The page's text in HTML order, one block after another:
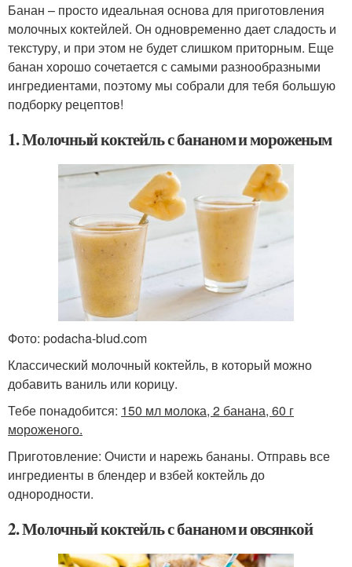
Банан – просто идеальная основа для приготовления
молочных коктейлей. Он одновременно дает сладость и
текстуру, и при этом не будет слишком приторным. Еще
банан хорошо сочетается с самыми разнообразными
ингредиентами, поэтому мы собрали для тебя большую
подборку рецептов!
1. Молочный коктейль с бананом и мороженым
Фото: podacha-blud.com
Классический молочный коктейль, в который можно
добавить ваниль или корицу.
Тебе понадобится: 150 мл молока, 2 банана, 60 г
мороженого.
Приготовление: Очисти и нарежь бананы. Отправь все
ингредиенты в блендер и взбей коктейль до
однородности.
2. Молочный коктейль с бананом и овсянкой